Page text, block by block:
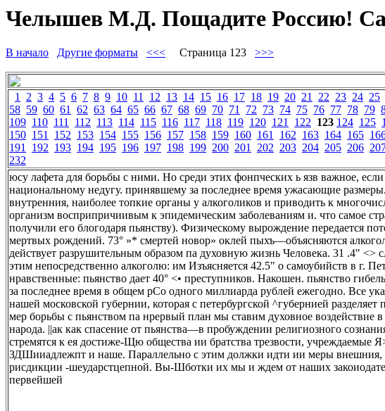
Челышев М.Д. Пощадите Россию!
В начало Другие форматы <<< Страница 123 >>>
1 2 3 4 5 6 7 8 9 10 11 12 13 14 15 16 17 18 19 20 21 22 23 24 25
58 59 60 61 62 63 64 65 66 67 68 69 70 71 72 73 74 75 76 77 78 79
109 110 111 112 113 114 115 116 117 118 119 120 121 122 123 124 125
150 151 152 153 154 155 156 157 158 159 160 161 162 163 164 165
191 192 193 194 195 196 197 198 199 200 201 202 203 204 205 206
232
юсу лафета для борьбы с ними. Но среди этих фонпческих ь язв важное,
национальному недугу. принявшему за последнее время ужасающие
внутренния, наиболее топкие органы у алкоголиков и приводить к
организм восприпричиивым к эпидемическим заболеваниям и. что самое
получили его блогодаря пьянству). Физическому вырождение передается
мертвых рождений. 73° »* смертей новор» оклей пыхъ—объясняются
действует разрушительным образом па духовную жизнь Человека. 31 .4" <>
этим непосредственно алкоголю: им Изъясняется 42.5" о самоубийств в г.
нравственные: пьянство дает 40° <• преступников. Накошен. пьянство
за последнее время в общем рСо одного миллиарда рублей ежегодно. Все
нашей московской губернии, которая с петербургской ^губернией
мер борьбы с пьянством па нрервый план мы ставим духовное воздействие
народа. ||ак как спасение от пьянства—в пробуждении религиозного
стремятся к ея достиже-Щю общества ии братства трезвости, учреждаемые
ЗДШииадлежпт и наше. Параллельно с этим должки идти ии меры внешния,
рисдикции -шеударстцепной. Вы-Шботки их мы и ждем от наших
первейшей